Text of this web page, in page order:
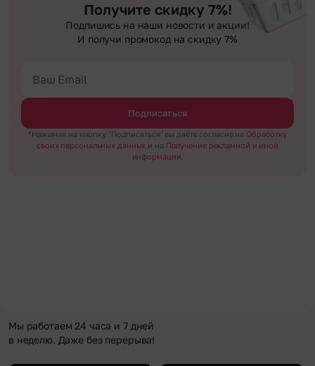
Получите скидку 7%!
Подпишись на наши новости и акции!
И получи промокод на скидку 7%
Подписаться
*Нажимая на кнопку "Подписаться" вы даёте согласие на Обработку
своих персональных данных и на Получение рекламной и иной
информации.
Мы работаем 24 часа и 7 дней
в неделю. Даже без перерыва!